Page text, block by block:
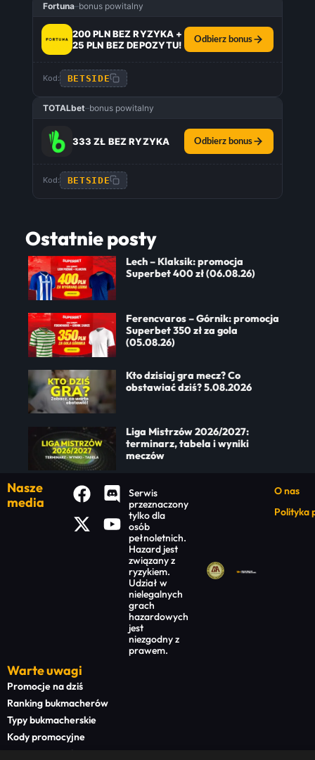
Fortuna–bonus powitalny
200 PLN BEZ RYZYKA +
25 PLN BEZ DEPOZYTU!
Odbierz bonus
Kod: BETSIDE
TOTALbet–bonus powitalny
333 ZŁ BEZ RYZYKA Odbierz bonus
Kod: BETSIDE
Ostatnie posty
Lech – Klaksik: promocja
Superbet 400 zł (06.08.26)
Ferencvaros – Górnik: promocja
Superbet 350 zł za gola
(05.08.26)
Kto dzisiaj gra mecz? Co
obstawiać dziś? 5.08.2026
Liga Mistrzów 2026/2027:
terminarz, tabela i wyniki
meczów
Nasze
media
Serwis
przeznaczony
tylko dla
osób
pełnoletnich.
Hazard jest
związany z
ryzykiem.
Udział w
nielegalnych
grach
hazardowych
jest
niezgodny z
prawem.
O nas
Polityka
Warte uwagi
Promocje na dziś
Ranking bukmacherów
Typy bukmacherskie
Kody promocyjne
Bonusy powitalne